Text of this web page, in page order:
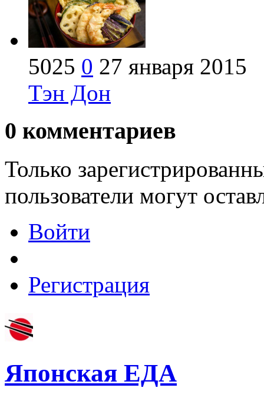
5025 0 27 января 2015
Тэн Дон
0 комментариев
Только
пользователи могут
Войти
Регистрация
Японская ЕДА